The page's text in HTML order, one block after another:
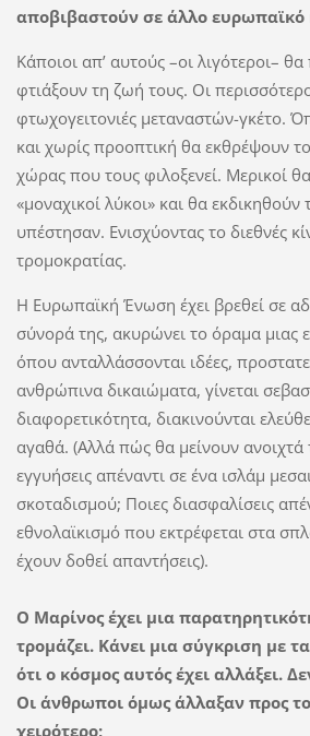
αποβιβαστούν σε άλλο ευρωπαϊκό
Κάποιοι απ’ αυτούς –οι λιγότεροι–
φτιάξουν τη ζωή τους. Οι
φτωχογειτονιές μεταναστών-γκέτο.
και χωρίς προοπτική θα εκθρέψουν
χώρας που τους φιλοξενεί. Μερικοί
«μοναχικοί λύκοι» και θα
υπέστησαν. Ενισχύοντας το διεθνές
τρομοκρατίας.
Η Ευρωπαϊκή Ένωση έχει βρεθεί σε
σύνορά της, ακυρώνει το όραμα μιας
όπου ανταλλάσσονται ιδέες,
ανθρώπινα δικαιώματα, γίνεται
διαφορετικότητα, διακινούνται
αγαθά. (Αλλά πώς θα μείνουν
εγγυήσεις απέναντι σε ένα ισλάμ
σκοταδισμού; Ποιες διασφαλίσεις
εθνολαϊκισμό που εκτρέφεται στα
έχουν δοθεί απαντήσεις).
Ο Μαρίνος έχει μια
τρομάζει. Κάνει μια σύγκριση με
ότι ο κόσμος αυτός έχει αλλάξει.
Οι άνθρωποι όμως άλλαξαν προς
χειρότερο;